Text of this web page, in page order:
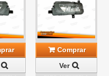
Comprar
Ver